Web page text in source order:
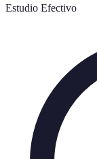
Estudio Efectivo